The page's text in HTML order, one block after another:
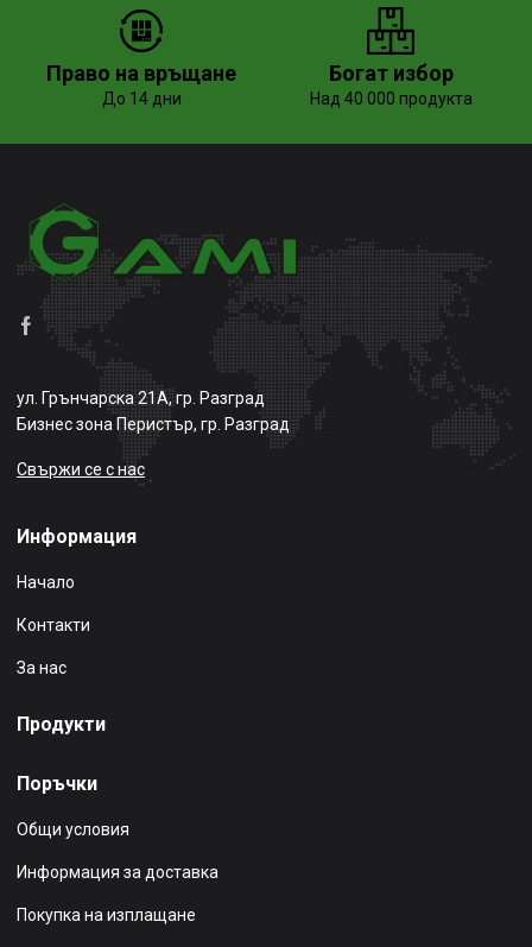
Право на връщане
До 14 дни
Богат избор
Над 40 000 продукта
ул. Грънчарска 21А, гр. Разград
Бизнес зона Перистър, гр. Разград
Свържи се с нас
Информация
Начало
Контакти
За нас
Продукти
Поръчки
Общи условия
Информация за доставка
Покупка на изплащане